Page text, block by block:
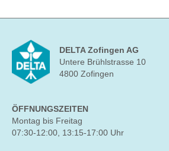
DELTA Zofingen AG
Untere Brühlstrasse 10
4800 Zofingen
ÖFFNUNGSZEITEN
Montag bis Freitag
07:30-12:00, 13:15-17:00 Uhr